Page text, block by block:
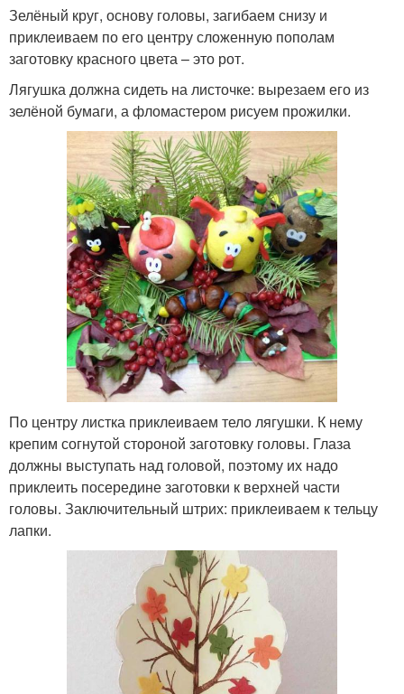
Зелёный круг, основу головы, загибаем снизу и
приклеиваем по его центру сложенную пополам
заготовку красного цвета – это рот.
Лягушка должна сидеть на листочке: вырезаем его из
зелёной бумаги, а фломастером рисуем прожилки.
По центру листка приклеиваем тело лягушки. К нему
крепим согнутой стороной заготовку головы. Глаза
должны выступать над головой, поэтому их надо
приклеить посередине заготовки к верхней части
головы. Заключительный штрих: приклеиваем к тельцу
лапки.